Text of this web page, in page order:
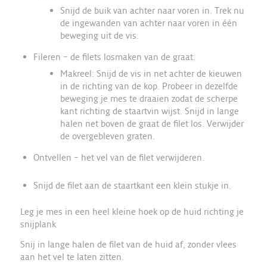
Snijd de buik van achter naar voren in. Trek nu
de ingewanden van achter naar voren in één
beweging uit de vis.
Fileren – de filets losmaken van de graat.
Makreel: Snijd de vis in net achter de kieuwen
in de richting van de kop. Probeer in dezelfde
beweging je mes te draaien zodat de scherpe
kant richting de staartvin wijst. Snijd in lange
halen net boven de graat de filet los. Verwijder
de overgebleven graten.
Ontvellen – het vel van de filet verwijderen.
Snijd de filet aan de staartkant een klein stukje in.
Leg je mes in een heel kleine hoek op de huid richting je
snijplank
Snij in lange halen de filet van de huid af, zonder vlees
aan het vel te laten zitten.